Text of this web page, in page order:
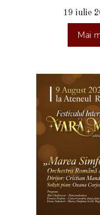
19 iulie